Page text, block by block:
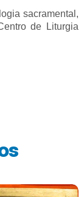
sacramental,
de Liturgia